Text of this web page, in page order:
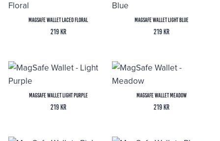
MagSafe Wallet Laced Floral
219 kr
MagSafe Wallet Light Blue
219 kr
MagSafe Wallet Light Purple
219 kr
MagSafe Wallet Meadow
219 kr